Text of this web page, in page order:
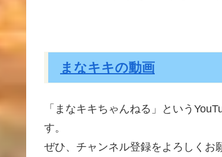
まなキキの動画
「まなキキちゃんねる」という
す。
ぜひ、チャンネル登録をよろしくお